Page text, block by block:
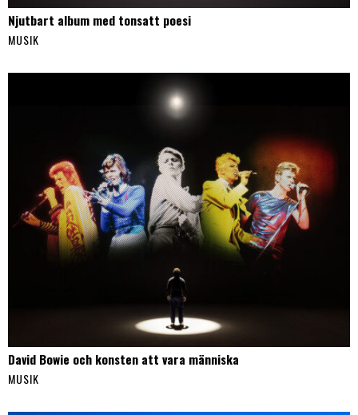
Njutbart album med tonsatt poesi
MUSIK
David Bowie och konsten att vara människa
MUSIK